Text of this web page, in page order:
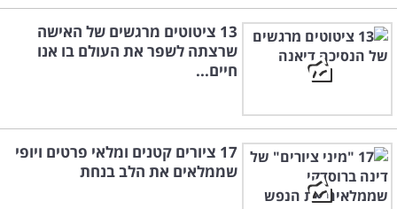
13 ציטוטים מרגשים של האישה
שרצתה לשפר את העולם בו אנו
חיים...
17 ציורים קטנים ומלאי פרטים ויופי
שממלאים את הלב בנחת